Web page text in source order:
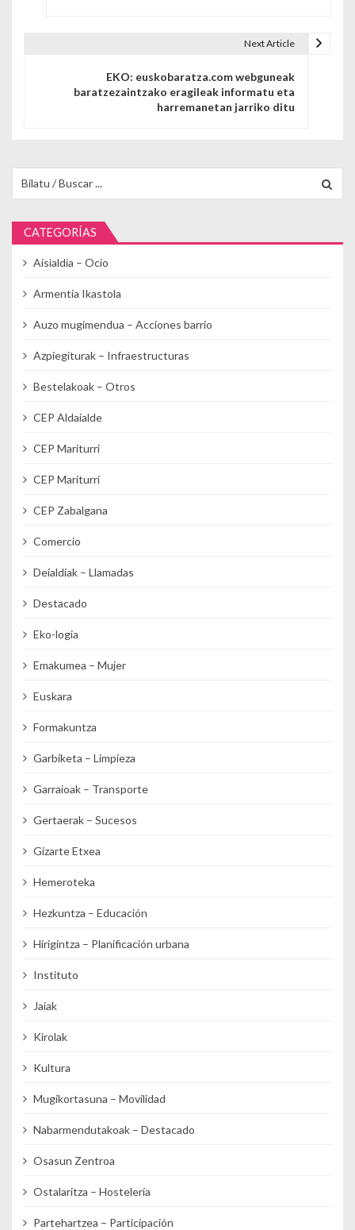
Next Article
EKO: euskobaratza.com webguneak
baratzezaintzako eragileak informatu eta
harremanetan jarriko ditu
CATEGORÍAS
Aisialdia – Ocio
Armentia Ikastola
Auzo mugimendua – Acciones barrio
Azpiegiturak – Infraestructuras
Bestelakoak – Otros
CEP Aldaialde
CEP Mariturri
CEP Mariturri
CEP Zabalgana
Comercio
Deialdiak – Llamadas
Destacado
Eko-logia
Emakumea – Mujer
Euskara
Formakuntza
Garbiketa – Limpieza
Garraioak – Transporte
Gertaerak – Sucesos
Gizarte Etxea
Hemeroteka
Hezkuntza – Educación
Hirigintza – Planificación urbana
Instituto
Jaiak
Kirolak
Kultura
Mugikortasuna – Movilidad
Nabarmendutakoak – Destacado
Osasun Zentroa
Ostalaritza – Hostelería
Partehartzea – Participación